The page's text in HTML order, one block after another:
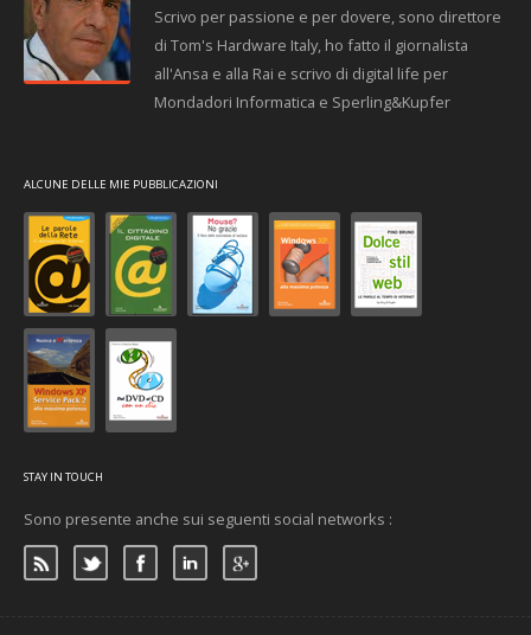
Scrivo per passione e per dovere, sono direttore
di Tom's Hardware Italy, ho fatto il giornalista
all'Ansa e alla Rai e scrivo di digital life per
Mondadori Informatica e Sperling&Kupfer
ALCUNE DELLE MIE PUBBLICAZIONI
STAY IN TOUCH
Sono presente anche sui seguenti social networks :